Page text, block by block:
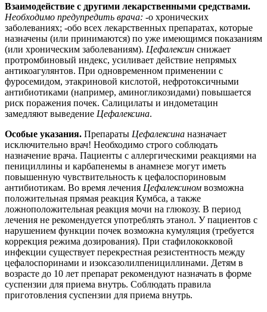
Взаимодействие с другими лекарственными средствами.
Необходимо предупредить врача: -о хронических
заболеваниях; -обо всех лекарственных препаратах, которые
назначены (или принимаются) по уже имеющимся показаниям
(или хроническим заболеваниям). Цефалексин снижает
протромбиновый индекс, усиливает действие непрямых
антикоагулянтов. При одновременном применении с
фуросемидом, этакриновой кислотой, нефротоксичными
антибиотиками (например, аминогликозидами) повышается
риск поражения почек. Салицилаты и индометацин
замедляют выведение Цефалексина.
Особые указания. Препараты Цефалексина назначает
исключительно врач! Необходимо строго соблюдать
назначение врача. Пациенты с аллергическими реакциями на
пенициллины и карбапенемы в анамнезе могут иметь
повышенную чувствительность к цефалоспориновым
антибиотикам. Во время лечения Цефалексином возможна
положительная прямая реакция Кумбса, а также
ложноположительная реакция мочи на глюкозу. В период
лечения не рекомендуется употреблять этанол. У пациентов с
нарушением функции почек возможна кумуляция (требуется
коррекция режима дозирования). При стафилококковой
инфекции существует перекрестная резистентность между
цефалоспоринами и изоксазолилпенициллинами. Детям в
возрасте до 10 лет препарат рекомендуют назначать в форме
суспензии для приема внутрь. Соблюдать правила
приготовления суспензии для приема внутрь.